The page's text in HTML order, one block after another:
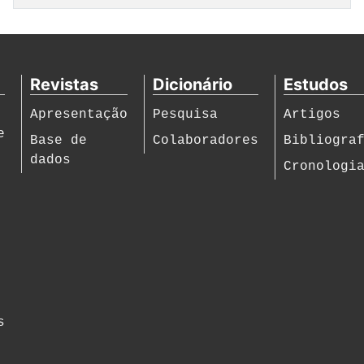
Revistas
Apresentação
Base de
dados
Dicionário
Pesquisa
Colaboradores
Estudos
Artigos